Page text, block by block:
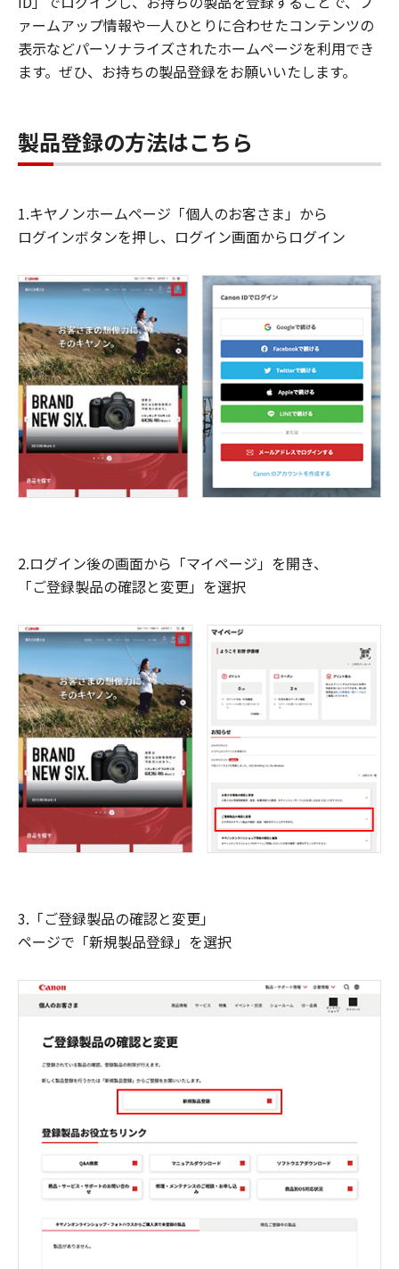
ァームアップ情報や一人ひとりに合わせたコンテンツの
表示などパーソナライズされたホームページを利用でき
ます。ぜひ、お持ちの製品登録をお願いいたします。
製品登録の方法はこちら
1.キヤノンホームページ「個人のお客さま」から
ログインボタンを押し、ログイン画面からログイン
2.ログイン後の画面から「マイページ」を開き、
「ご登録製品の確認と変更」を選択
3.「ご登録製品の確認と変更」
ページで「新規製品登録」を選択